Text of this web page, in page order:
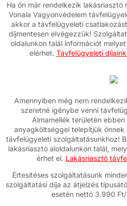
Ha ön már rendelkezik lakásriasztó
Vonala Vagyonvédelem
akkor a távfelügyeleti
díjmentesen elvégezzük!
oldalunkon talál információt
elérhet. Távfelügyeleti
Amennyiben még nem
szeretné igénybe venni
Almamellék területén
anyagköltséggel telepítjük
távfelügyeleti szolgáltatásunkhoz!
lakásriasztó aloldalunkon talál,
érhet el. Lakásriasztó
Értesítéses szolgáltatásunk
szolgáltatási díja az átjelzés
esetén nettó 3.990